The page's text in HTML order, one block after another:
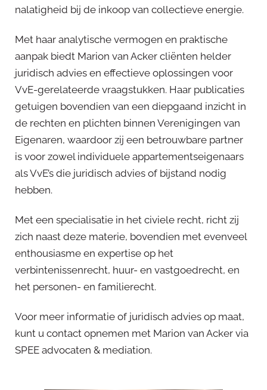
nalatigheid bij de inkoop van collectieve energie.
Met haar analytische vermogen en praktische
aanpak biedt Marion van Acker cliënten helder
juridisch advies en effectieve oplossingen voor
VvE-gerelateerde vraagstukken. Haar publicaties
getuigen bovendien van een diepgaand inzicht in
de rechten en plichten binnen Verenigingen van
Eigenaren, waardoor zij een betrouwbare partner
is voor zowel individuele appartementseigenaars
als VvE’s die juridisch advies of bijstand nodig
hebben.
Met een specialisatie in het civiele recht, richt zij
zich naast deze materie, bovendien met evenveel
enthousiasme en expertise op het
verbintenissenrecht, huur- en vastgoedrecht, en
het personen- en familierecht.
Voor meer informatie of juridisch advies op maat,
kunt u contact opnemen met Marion van Acker via
SPEE advocaten & mediation.